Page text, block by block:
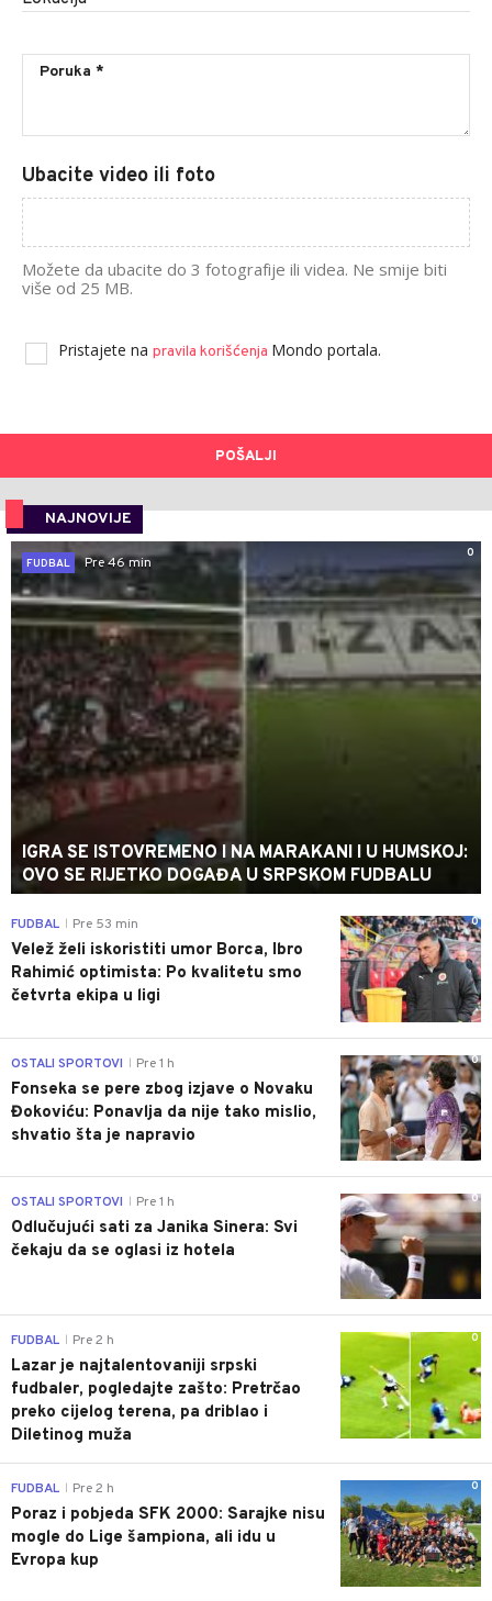
Ubacite video ili foto
Možete da ubacite do 3 fotografije ili videa. Ne smije biti
više od 25 MB.
Pristajete na pravila korišćenja Mondo portala.
POŠALJI
NAJNOVIJE
0
FUDBAL
Pre 46 min
IGRA SE ISTOVREMENO I NA MARAKANI I U HUMSKOJ:
OVO SE RIJETKO DOGAĐA U SRPSKOM FUDBALU
0
FUDBAL Pre 53 min
Velež želi iskoristiti umor Borca, Ibro
Rahimić optimista: Po kvalitetu smo
četvrta ekipa u ligi
0
OSTALI SPORTOVI Pre 1 h
Fonseka se pere zbog izjave o Novaku
Đokoviću: Ponavlja da nije tako mislio,
shvatio šta je napravio
0
OSTALI SPORTOVI Pre 1 h
Odlučujući sati za Janika Sinera: Svi
čekaju da se oglasi iz hotela
0
FUDBAL Pre 2 h
Lazar je najtalentovaniji srpski
fudbaler, pogledajte zašto: Pretrčao
preko cijelog terena, pa driblao i
Diletinog muža
0
FUDBAL Pre 2 h
Poraz i pobjeda SFK 2000: Sarajke nisu
mogle do Lige šampiona, ali idu u
Evropa kup